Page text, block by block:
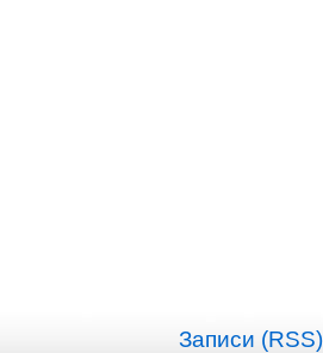
Записи (RSS)